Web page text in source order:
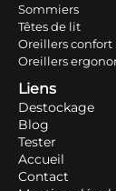
Sommiers
Têtes de lit
Oreillers confort
Oreillers
Liens
Destockage
Blog
Tester
Accueil
Contact